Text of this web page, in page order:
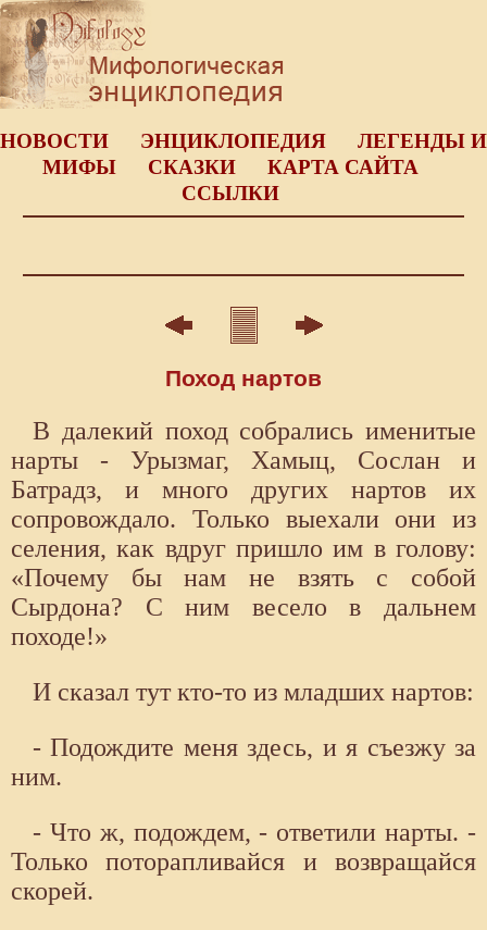
НОВОСТИ ЭНЦИКЛОПЕДИЯ
ЛЕГЕНДЫ И
МИФЫ
СКАЗКИ
КАРТА САЙТА
ССЫЛКИ
Поход нартов
В далекий поход собрались именитые
нарты - Урызмаг, Хамыц, Сослан и
Батрадз, и много других нартов их
сопровождало. Только выехали они из
селения, как вдруг пришло им в голову:
«Почему бы нам не взять с собой
Сырдона? С ним весело в дальнем
походе!»
И сказал тут кто-то из младших нартов:
- Подождите меня здесь, и я съезжу за
ним.
- Что ж, подождем, - ответили нарты. -
Только поторапливайся и возвращайся
скорей.